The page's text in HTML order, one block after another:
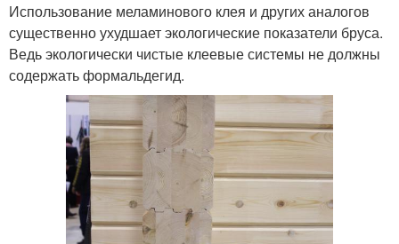
Использование меламинового клея и других аналогов
существенно ухудшает экологические показатели бруса.
Ведь экологически чистые клеевые системы не должны
содержать формальдегид.